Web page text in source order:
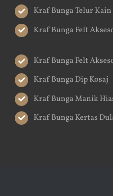
Kraf Bunga Telur Kain
Kraf Bunga Felt
Kraf Bunga Felt
Kraf Bunga Dip Kosaj
Kraf Bunga Manik
Kraf Bunga Kertas